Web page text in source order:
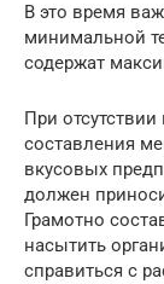
В это время
минимальной
содержат
При
составления
вкусовых
должен
Грамотно
насытить
справиться с